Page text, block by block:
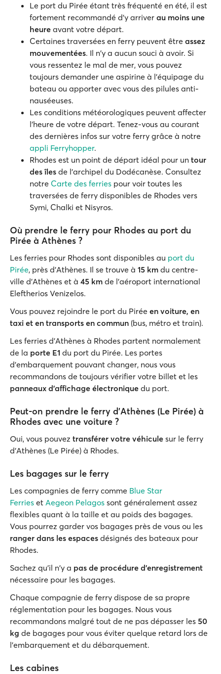
Le port du Pirée étant très fréquenté en été, il est
fortement recommandé d'y arriver au moins une
heure avant votre départ.
Certaines traversées en ferry peuvent être assez
mouvementées. Il n'y a aucun souci à avoir. Si
vous ressentez le mal de mer, vous pouvez
toujours demander une aspirine à l'équipage du
bateau ou apporter avec vous des pilules anti-
nauséeuses.
Les conditions météorologiques peuvent affecter
l'heure de votre départ. Tenez-vous au courant
des dernières infos sur votre ferry grâce à notre
appli Ferryhopper.
Rhodes est un point de départ idéal pour un tour
des îles de l’archipel du Dodécanèse. Consultez
notre Carte des ferries pour voir toutes les
traversées de ferry disponibles de Rhodes vers
Symi, Chalki et Nisyros.
Où prendre le ferry pour Rhodes au port du
Pirée à Athènes ?
Les ferries pour Rhodes sont disponibles au port du
Pirée, près d'Athènes. Il se trouve à 15 km du centre-
ville d'Athènes et à 45 km de l'aéroport international
Eleftherios Venizelos.
Vous pouvez rejoindre le port du Pirée en voiture, en
taxi et en transports en commun (bus, métro et train).
Les ferries d'Athènes à Rhodes partent normalement
de la porte E1 du port du Pirée. Les portes
d'embarquement pouvant changer, nous vous
recommandons de toujours vérifier votre billet et les
panneaux d'affichage électronique du port.
Peut-on prendre le ferry d'Athènes (Le Pirée) à
Rhodes avec une voiture ?
Oui, vous pouvez transférer votre véhicule sur le ferry
d'Athènes (Le Pirée) à Rhodes.
Les bagages sur le ferry
Les compagnies de ferry comme Blue Star
Ferries et Aegeon Pelagos sont généralement assez
flexibles quant à la taille et au poids des bagages.
Vous pourrez garder vos bagages près de vous ou les
ranger dans les espaces désignés des bateaux pour
Rhodes.
Sachez qu'il n'y a pas de procédure d'enregistrement
nécessaire pour les bagages.
Chaque compagnie de ferry dispose de sa propre
réglementation pour les bagages. Nous vous
recommandons malgré tout de ne pas dépasser les 50
kg de bagages pour vous éviter quelque retard lors de
l'embarquement et du débarquement.
Les cabines